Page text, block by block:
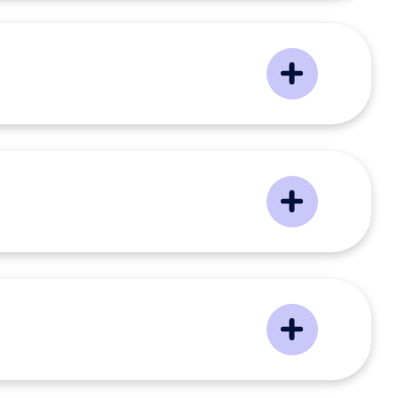
zu geben. Dies sollte im
kennenlernen, genau wie du uns. Sei
nach der mündlichen Zusage alle